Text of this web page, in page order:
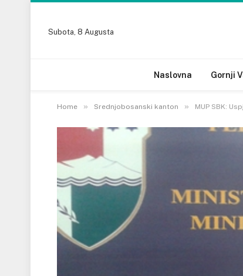
Subota, 8 Augusta
Naslovna Gornji
Home » Srednjobosanski kanton » MUP SBK: